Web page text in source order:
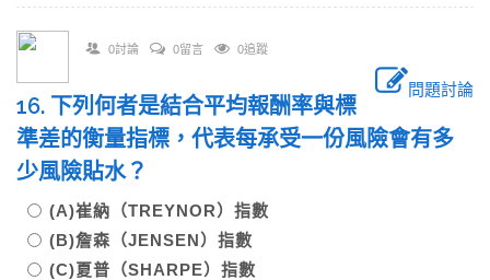
0討論 0留言 0追蹤
問題討論
16. 下列何者是結合平均報酬率與標
準差的衡量指標，代表每承受一份風險會有多
少風險貼水？
(A)崔納（TREYNOR）指數
(B)詹森（JENSEN）指數
(C)夏普（SHARPE）指數